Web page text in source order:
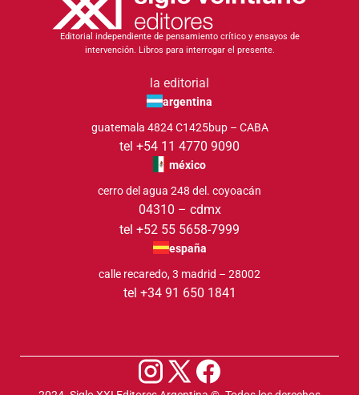
Editorial independiente de pensamiento crítico y ensayos de
intervención. Libros para interrogar el presente.
la editorial
argentina
guatemala 4824 C1425bup – CABA
tel +54 11 4770 9090
méxico
cerro del agua 248 del. coyoacán
04310 – cdmx
tel +52 55 5658-7999
españa
calle recaredo, 3 madrid – 28002
tel +34 91 650 1841